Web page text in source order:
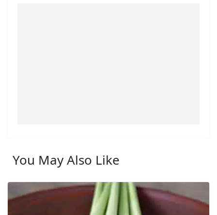
You May Also Like